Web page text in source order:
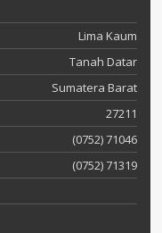
Lima Kaum
Tanah Datar
Sumatera Barat
27211
(0752) 71046
(0752) 71319